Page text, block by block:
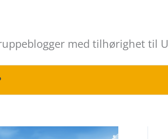
med tilhørighet til